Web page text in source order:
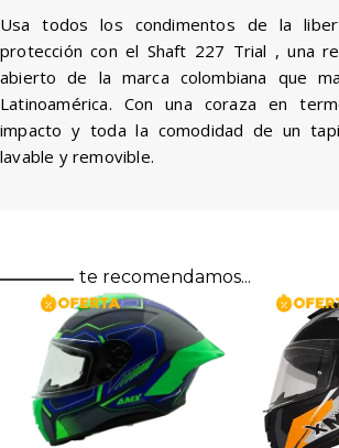
Usa todos los condimentos de la
protección con el Shaft 227 Trial , una
abierto de la marca colombiana que
Latinoamérica. Con una coraza en
impacto y toda la comodidad de un
lavable y removible.
te recomendamos...